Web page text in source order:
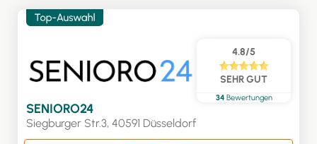
4.8/5
SEHR GUT
34 Bewertungen
SENIORO24
Siegburger Str.3, 40591 Düsseldorf